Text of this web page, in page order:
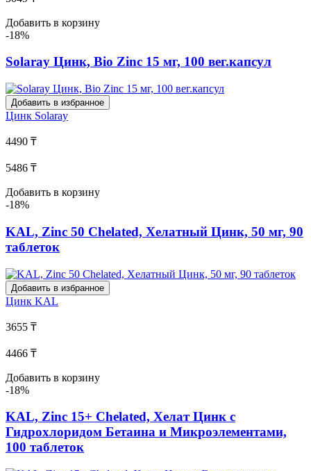
Добавить в корзину
-18%
Solaray Цинк, Bio Zinc 15 мг, 100 вег.капсул
Добавить в избранное
Цинк Solaray
4490 ₸
5486 ₸
Добавить в корзину
-18%
KAL, Zinc 50 Chelated, Хелатный Цинк, 50 мг, 90
таблеток
Добавить в избранное
Цинк KAL
3655 ₸
4466 ₸
Добавить в корзину
-18%
KAL, Zinc 15+ Chelated, Хелат Цинк с
Гидрохлоридом Бетаина и Микроэлементами,
100 таблеток